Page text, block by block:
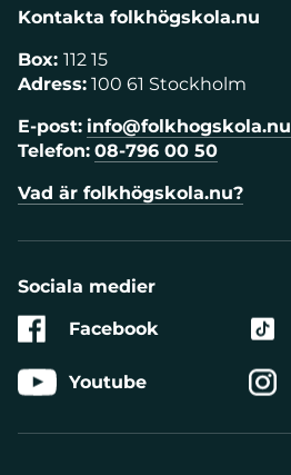
Kontakta folkhögskola.nu
Box: 112 15
Adress: 100 61 Stockholm
E-post: info@folkhogskola.nu
Telefon: 08-796 00 50
Vad är folkhögskola.nu?
Sociala medier
Facebook
Youtube